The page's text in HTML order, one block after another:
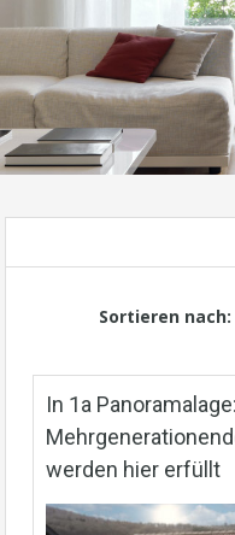
Sortieren nach:
In 1a
werden hier erfüllt